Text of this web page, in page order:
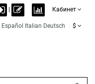
Кабинет
Español Italian Deutsch $